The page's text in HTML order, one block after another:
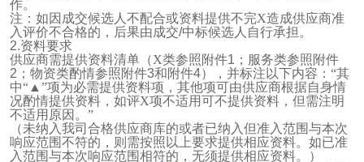
作。
注：如因成交候选人不配合或资料提供不完X造成供应商准
入评价不合格的，后果由成交/中标候选人自行承担。
2.资料要求
供应商需提供资料清单（X类参照附件1 ；服务类参照附件
2 ；物资类酌情参照附件3和附件4），并标注以下内容：“其
中“▲”项为必需提供资料项，其他项可由供应商根据自身情
况酌情提供资料，如评X项不适用可不提供资料，但需注明
不适用原因。”
（未纳入我司合格供应商库的或者已纳入但准入范围与本次
响应范围不符的，则需按照以上要求提供相应资料。如已准
入范围与本次响应范围相符的，无须提供相应资料。）